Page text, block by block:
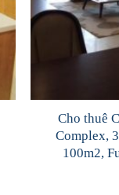
Cho thuê
Complex,
100m2,